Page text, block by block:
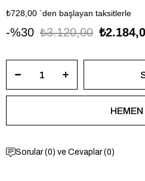
₺728,00 `den başlayan taksitlerle
30 ₺3.120,00
Sorular (0) ve Cevaplar (0)